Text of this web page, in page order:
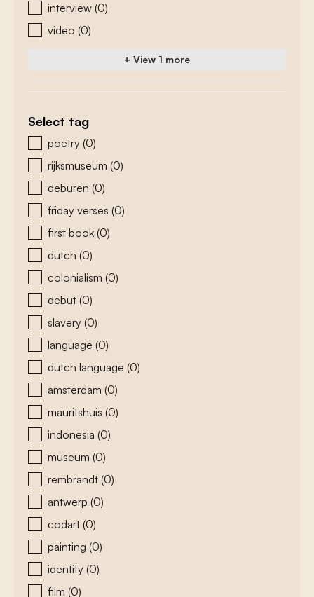
interview (0)
video (0)
+ View 1 more
Select tag
zoeken - tags
poetry (0)
rijksmuseum (0)
deburen (0)
friday verses (0)
first book (0)
dutch (0)
colonialism (0)
debut (0)
slavery (0)
language (0)
dutch language (0)
amsterdam (0)
mauritshuis (0)
indonesia (0)
museum (0)
rembrandt (0)
antwerp (0)
codart (0)
painting (0)
identity (0)
film (0)